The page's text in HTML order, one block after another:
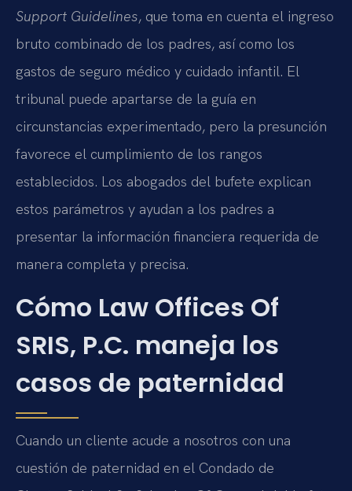
Support Guidelines, que toma en cuenta el ingreso
bruto combinado de los padres, así como los
gastos de seguro médico y cuidado infantil. El
tribunal puede apartarse de la guía en
circunstancias experimentado, pero la presunción
favorece el cumplimiento de los rangos
establecidos. Los abogados del bufete explican
estos parámetros y ayudan a los padres a
presentar la información financiera requerida de
manera completa y precisa.
Cómo Law Offices Of
SRIS, P.C. maneja los
casos de paternidad
Cuando un cliente acude a nosotros con una
cuestión de paternidad en el Condado de